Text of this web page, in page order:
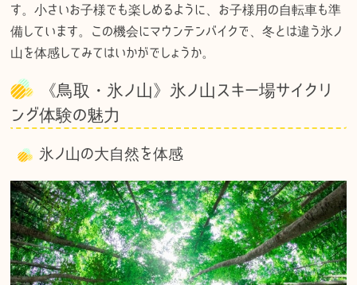
す。小さいお子様でも楽しめるように、お子様用の自転車も準
備しています。この機会にマウンテンバイクで、冬とは違う氷ノ
山を体感してみてはいかがでしょうか。
《鳥取・氷ノ山》氷ノ山スキー場サイクリ
ング体験の魅力
氷ノ山の大自然を体感